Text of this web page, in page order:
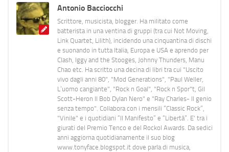
Antonio Bacciocchi
Scrittore, musicista, blogger. Ha militato come
batterista in una ventina di gruppi (tra cui Not Moving,
Link Quartet, Lilith), incidendo una cinquantina di dischi
e suonando in tutta Italia, Europa e USA e aprendo per
Clash, Iggy and the Stooges, Johnny Thunders, Manu
Chao etc. Ha scritto una decina di libri tra cui "Uscito
vivo dagli anni 80", "Mod Generations", "Paul Weller,
L’uomo cangiante", "Rock n Goal", "Rock n Spor"t, Gil
Scott-Heron Il Bob Dylan Nero" e "Ray Charles- Il genio
senza tempo". Collabora con i mensili “Classic Rock”,
"Vinile" e i quotidiani “Il Manifesto” e “Libertà”. E' tra i
giurati del Premio Tenco e del Rockol Awards. Da sedici
anni aggiorna quotidianamente il suo blog
www.tonyface.blogspot.it dove parla di musica,